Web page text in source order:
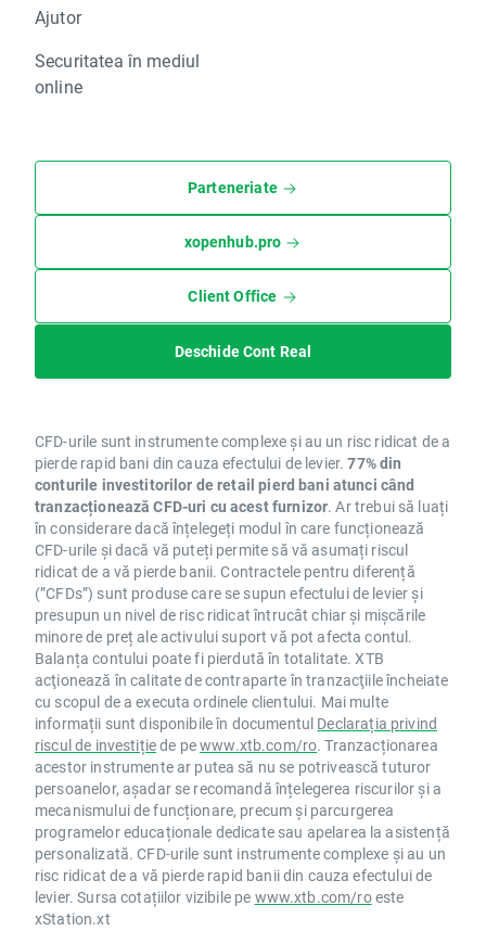
Ajutor
Securitatea în mediul
online
Parteneriate
xopenhub.pro
Client Office
Deschide Cont Real
CFD-urile sunt instrumente complexe și au un risc ridicat de a
pierde rapid bani din cauza efectului de levier.77% din
conturile investitorilor de retail pierd bani atunci când
tranzacționează CFD-uri cu acest furnizor. Ar trebui să luați
în considerare dacă înțelegeți modul în care funcționează
CFD-urile și dacă vă puteți permite să vă asumați riscul
ridicat de a vă pierde banii. Contractele pentru diferență
(”CFDs”) sunt produse care se supun efectului de levier și
presupun un nivel de risc ridicat întrucât chiar și mișcările
minore de preț ale activului suport vă pot afecta contul.
Balanța contului poate fi pierdută în totalitate. XTB
acţionează în calitate de contraparte în tranzacţiile încheiate
cu scopul de a executa ordinele clientului. Mai multe
informații sunt disponibile în documentul Declarația privind
riscul de investițiede pewww.xtb.com/ro. Tranzacționarea
acestor instrumente ar putea să nu se potrivească tuturor
persoanelor, așadar se recomandă înțelegerea riscurilor și a
mecanismului de funcționare, precum și parcurgerea
programelor educaționale dedicate sau apelarea la asistență
personalizată. CFD-urile sunt instrumente complexe și au un
risc ridicat de a vă pierde rapid banii din cauza efectului de
levier. Sursa cotațiilor vizibile pe www.xtb.com/roeste
xStation.xt